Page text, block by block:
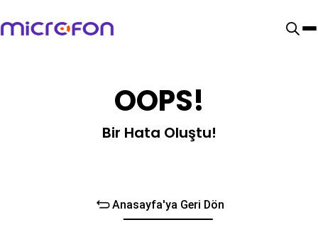
OOPS!
Bir Hata Oluştu!
Anasayfa'ya Geri Dön